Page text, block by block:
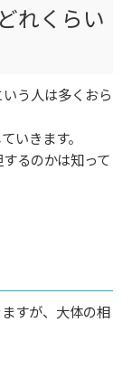
れくらい
う人は多くおら
いきます。
るのかは知って
すが、大体の相